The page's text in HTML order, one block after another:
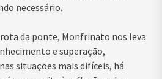
necessário.
da ponte, Monfrinato nos leva
e superação,
situações mais difíceis, há